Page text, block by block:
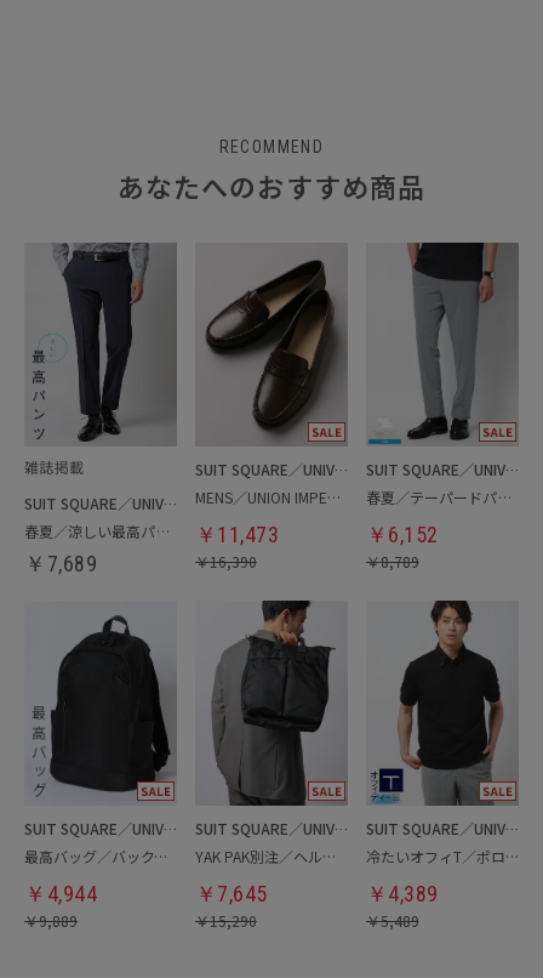
RECOMMEND
あなたへのおすすめ商品
SUIT SQUARE／UNIVERSAL LANGUAGE
春夏／涼しい最高パンツ
￥ 7,689
SUIT SQUARE／UNIVERSAL LANGUAGE
MENS／UNION IMPERIAL監修／コインローファー
￥ 11,473
￥16,390
SUIT SQUARE／UNIVERSAL LANGUAGE
春夏／テーパードパンツ
￥ 6,152
￥8,789
SUIT SQUARE／UNIVERSAL LANGUAGE
最高バッグ／バックパック
￥ 4,944
￥9,889
SUIT SQUARE／UNIVERSAL LANGUAGE
YAK PAK別注／ヘルメットバッグ
￥ 7,645
￥15,290
SUIT SQUARE／UNIVERSAL LANGUAGE
冷たいオフィT／ポロシャツ
￥ 4,389
￥5,489